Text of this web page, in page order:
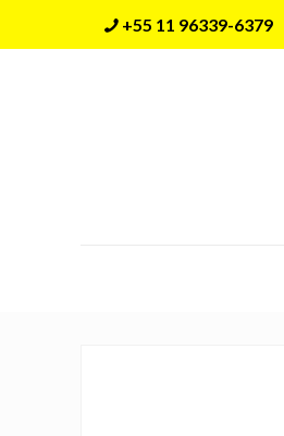
+55 11 96339-6379